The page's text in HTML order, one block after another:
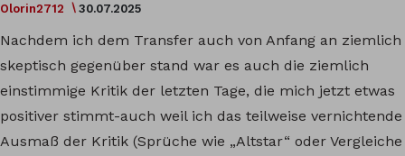
Olorin2712 30.07.2025
Nachdem ich dem Transfer auch von Anfang an ziemlich
skeptisch gegenüber stand war es auch die ziemlich
einstimmige Kritik der letzten Tage, die mich jetzt etwas
positiver stimmt-auch weil ich das teilweise vernichtende
Ausmaß der Kritik (Sprüche wie „Altstar“ oder Vergleiche